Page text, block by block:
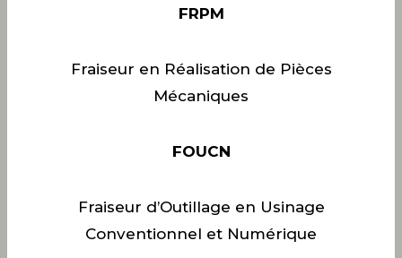
FRPM
Fraiseur en Réalisation de Pièces
Mécaniques
FOUCN
Fraiseur d’Outillage en Usinage
Conventionnel et Numérique